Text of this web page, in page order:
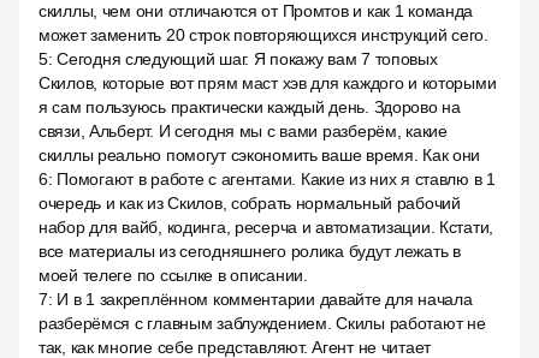
скиллы, чем они отличаются от Промтов и как 1 команда
может заменить 20 строк повторяющихся инструкций сего.
5:Сегодня следующий шаг. Я покажу вам 7 топовых
Скилов, которые вот прям маст хэв для каждого и которыми
я сам пользуюсь практически каждый день. Здорово на
связи, Альберт. И сегодня мы с вами разберём, какие
скиллы реально помогут сэкономить ваше время. Как они
6: Помогают в работе с агентами. Какие из них я ставлю в 1
очередь и как из Скилов, собрать нормальный рабочий
набор для вайб, кодинга, ресерча и автоматизации. Кстати,
все материалы из сегодняшнего ролика будут лежать в
моей телеге по ссылке в описании.
7: И в 1 закреплённом комментарии давайте для начала
разберёмся с главным заблуждением. Скилы работают не
так, как многие себе представляют. Агент не читает